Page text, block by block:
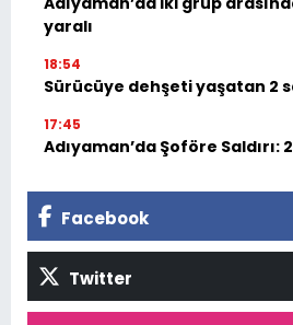
yaralı
18:54
Sürücüye dehşeti yaşatan 2
17:45
Adıyaman’da Şoföre Saldırı:
Facebook
Twitter